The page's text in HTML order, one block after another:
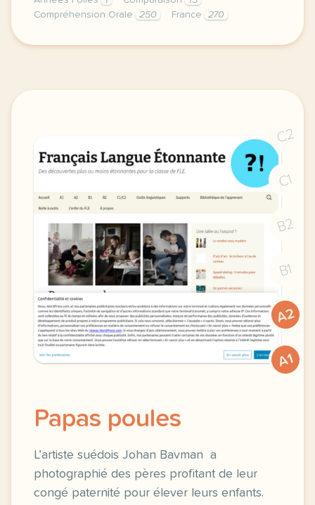
Compréhension Orale
250 France 270
coco chanel man ray josephine baker kiki de
C2
C1
B2
B1
A2
A1
Papas poules
L’artiste suédois Johan Bavman a
photographié des pères profitant de leur
congé paternité pour élever leurs enfants.